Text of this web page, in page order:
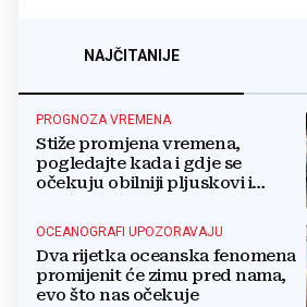
NAJČITANIJE
PROGNOZA VREMENA
Stiže promjena vremena,
pogledajte kada i gdje se
očekuju obilniji pljuskovi i
OCEANOGRAFI UPOZORAVAJU
Dva rijetka oceanska fenomena
promijenit će zimu pred nama,
evo što nas očekuje